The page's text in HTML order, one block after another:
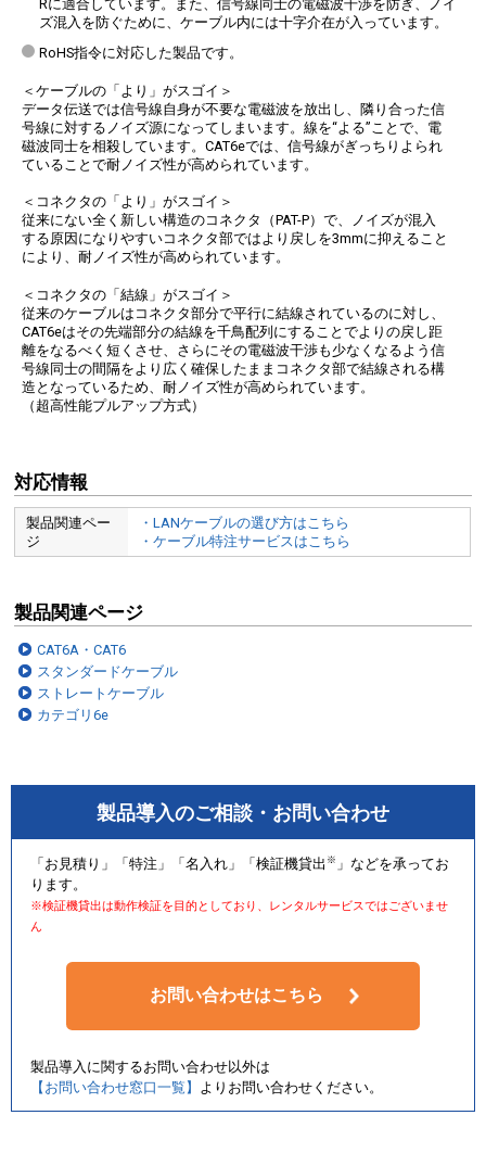
Rに適合しています。また、信号線同士の電磁波干渉を防ぎ、ノイ
ズ混入を防ぐために、ケーブル内には十字介在が入っています。
RoHS指令に対応した製品です。
＜ケーブルの「より」がスゴイ＞
データ伝送では信号線自身が不要な電磁波を放出し、隣り合った信
号線に対するノイズ源になってしまいます。線を“よる”ことで、電
磁波同士を相殺しています。CAT6eでは、信号線がぎっちりよられ
ていることで耐ノイズ性が高められています。
＜コネクタの「より」がスゴイ＞
従来にない全く新しい構造のコネクタ（PAT-P）で、ノイズが混入
する原因になりやすいコネクタ部ではより戻しを3mmに抑えること
により、耐ノイズ性が高められています。
＜コネクタの「結線」がスゴイ＞
従来のケーブルはコネクタ部分で平行に結線されているのに対し、
CAT6eはその先端部分の結線を千鳥配列にすることでよりの戻し距
離をなるべく短くさせ、さらにその電磁波干渉も少なくなるよう信
号線同士の間隔をより広く確保したままコネクタ部で結線される構
造となっているため、耐ノイズ性が高められています。
（超高性能プルアップ方式）
対応情報
製品関連ペー
ジ
・LANケーブルの選び方はこちら
・ケーブル特注サービスはこちら
製品関連ページ
CAT6A・CAT6
スタンダードケーブル
ストレートケーブル
カテゴリ6e
製品導入のご相談・お問い合わせ
「お見積り」「特注」「名入れ」「検証機貸出 ※ 」などを承ってお
ります。
※検証機貸出は動作検証を目的としており、レンタルサービスではございませ
ん
お問い合わせはこちら
製品導入に関するお問い合わせ以外は
【お問い合わせ窓口一覧】
よりお問い合わせください。